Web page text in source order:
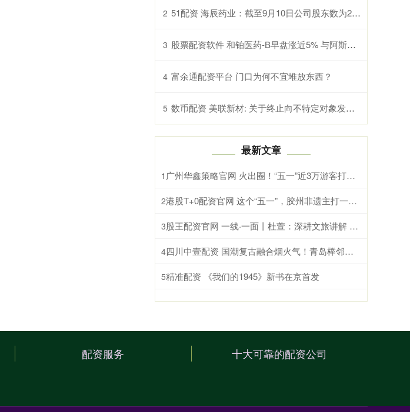
2 51配资 海辰药业：截至9月10日公司股东数为21762户
3 股票配资软件 和铂医药-B早盘涨近5% 与阿斯利康进一步拓展合作范围
4 富余通配资平台 门口为何不宜堆放东西？
5 数币配资 美联新材: 关于终止向不特定对象发行可转换公司债券的公告
最新文章
1 广州华鑫策略官网 火出圈！“五一”近3万游客打卡黄陂木兰草原，沉浸式嗨玩那达慕盛会
2 港股T+0配资官网 这个“五一”，胶州非遗主打一个“全场景亮相”！
3 股王配资官网 一线·一面丨杜萱：深耕文旅讲解 绽放西楚魅力
4 四川中壹配资 国潮复古融合烟火气！青岛榉邻里市集五一焕新开业，解锁老城文旅新体验
5精准配资 《我们的1945》新书在京首发
配资服务 十大可靠的配资公司